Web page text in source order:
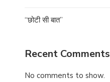
“छोटी सी बात”
Recent Comments
No comments to show.